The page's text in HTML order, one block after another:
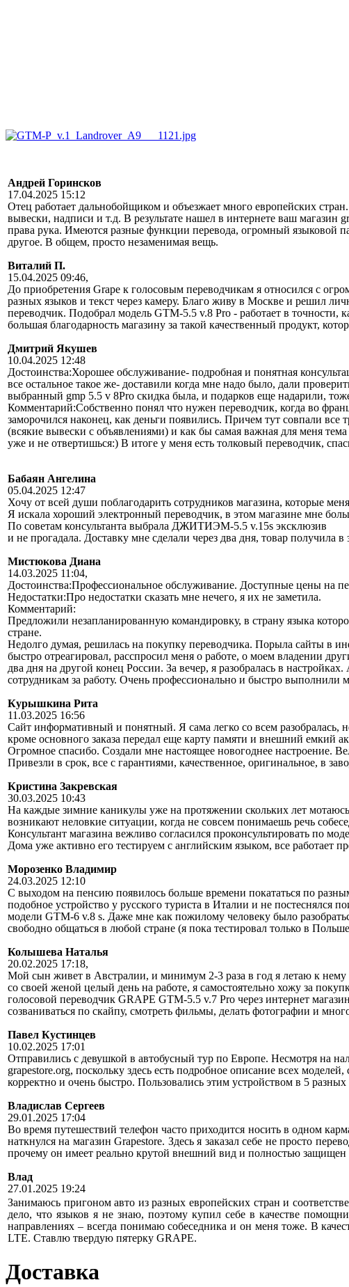
Андрей Горинсков
17.04.2025 15:12
Отец работает дальнобойщиком и объезжает много европейских
вывески, надписи и т.д. В результате нашел в интернете ваш магазин
права рука. Имеются разные функции перевода, огромный языковой
другое. В общем, просто незаменимая вещь.
Виталий П.
15.04.2025 09:46,
До приобретения Grape к голосовым переводчикам я относился с
разных языков и текст через камеру. Благо живу в Москве и решил
переводчик. Подобрал модель GTM-5.5 v.8 Pro - работает в точности,
большая благодарность магазину за такой качественный продукт,
Дмитрий Якушев
10.04.2025 12:48
Достоинства:Хорошее обслуживание- подробная и понятная
все остальное такое же- доставили когда мне надо было, дали
выбранный gmp 5.5 v 8Pro скидка была, и подарков еще надарили,
Комментарий:Собственно понял что нужен переводчик, когда во
заморочился наконец, как деньги появились. Причем тут совпали
(всякие вывески с объявлениями) и как бы самая важная для меня
уже и не отвертишься:) В итоге у меня есть толковый переводчик,
Бабаян Ангелина
05.04.2025 12:47
Хочу от всей души поблагодарить сотрудников магазина, которые
Я искала хороший электронный переводчик, в этом магазине мне
По советам консультанта выбрала ДЖИТИЭМ-5.5 v.15s эксклюзив
и не прогадала. Доставку мне сделали через два дня, товар
Мистюкова Диана
14.03.2025 11:04,
Достоинства:Профессиональное обслуживание. Доступные цены на
Недостатки:Про недостатки сказать мне нечего, я их не заметила.
Комментарий:
Предложили незапланированную командировку, в страну языка
стране.
Недолго думая, решилась на покупку переводчика. Порыла сайты в
быстро отреагировал, расспросил меня о работе, о моем владении
два дня на другой конец России. За вечер, я разобралась в
сотрудникам за работу. Очень профессионально и быстро выполнили
Курышкина Рита
11.03.2025 16:56
Сайт информативный и понятный. Я сама легко со всем разобралась,
кроме основного заказа передал еще карту памяти и внешний емкий
Огромное спасибо. Создали мне настоящее новогоднее настроение.
Привезли в срок, все с гарантиями, качественное, оригинальное, в
Кристина Закревская
30.03.2025 10:43
На каждые зимние каникулы уже на протяжении скольких лет
возникают неловкие ситуации, когда не совсем понимаешь речь
Консультант магазина вежливо согласился проконсультировать по
Дома уже активно его тестируем с английским языком, все работает
Морозенко Владимир
24.03.2025 12:10
С выходом на пенсию появилось больше времени покататься по
подобное устройство у русского туриста в Италии и не постеснялся
модели GTM-6 v.8 s. Даже мне как пожилому человеку было
свободно общаться в любой стране (я пока тестировал только в
Колышева Наталья
20.02.2025 17:18,
Мой сын живет в Австралии, и минимум 2-3 раза в год я летаю к нему
со своей женой целый день на работе, я самостоятельно хожу за
голосовой переводчик GRAPE GTM-5.5 v.7 Pro через интернет
созваниваться по скайпу, смотреть фильмы, делать фотографии и
Павел Кустинцев
10.02.2025 17:01
Отправились с девушкой в автобусный тур по Европе. Несмотря на
grapestore.org, поскольку здесь есть подробное описание всех
корректно и очень быстро. Пользовались этим устройством в 5
Владислав Сергеев
29.01.2025 17:04
Во время путешествий телефон часто приходится носить в одном
наткнулся на магазин Grapestore. Здесь я заказал себе не просто
прочему он имеет реально крутой внешний вид и полностью
Влад
27.01.2025 19:24
Занимаюсь пригоном авто из разных европейских стран и
дело, что языков я не знаю, поэтому купил себе в качестве
направлениях – всегда понимаю собеседника и он меня тоже. В
LTE. Ставлю твердую пятерку GRAPE.
Доставка